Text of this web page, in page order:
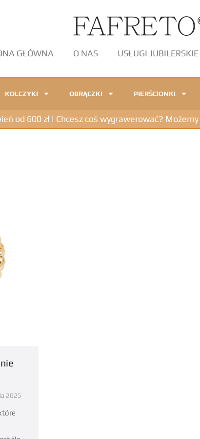
GŁÓWNA O NAS USŁUGI JUBILERSKIE
KOLCZYKI OBRĄCZKI PIERŚCIONKI
od 600 zł | Chcesz coś wygrawerować?
2025